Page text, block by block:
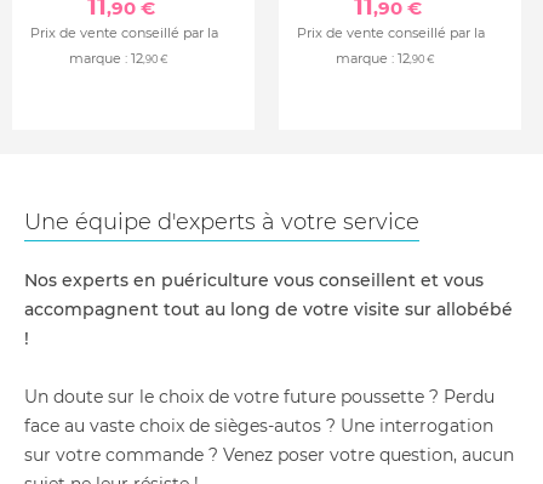
11 ,90 €
Prix de vente conseillé par la
marque : 12,90 €
11 ,90 €
Prix de vente conseillé par la
marque : 12,90 €
Une équipe d'experts à votre service
Nos experts en puériculture vous conseillent et vous
accompagnent tout au long de votre visite sur allobébé
!
Un doute sur le choix de votre future poussette ? Perdu
face au vaste choix de sièges-autos ? Une interrogation
sur votre commande ? Venez poser votre question, aucun